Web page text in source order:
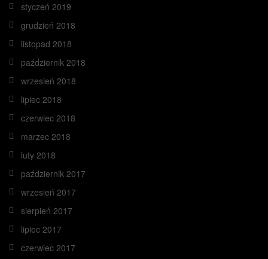
styczeń 2019
grudzień 2018
listopad 2018
październik 2018
wrzesień 2018
lipiec 2018
czerwiec 2018
marzec 2018
luty 2018
październik 2017
wrzesień 2017
sierpień 2017
lipiec 2017
czerwiec 2017